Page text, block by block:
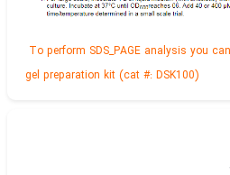
To perform SDS_PAGE analysis you
gel preparation kit (cat #: DSK100)